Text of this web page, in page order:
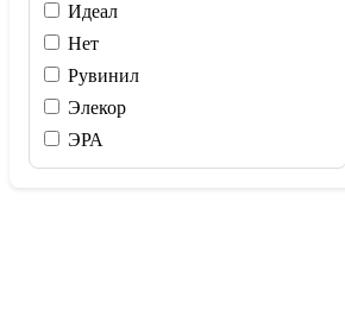
Идеал
Нет
Рувинил
Элекор
ЭРА